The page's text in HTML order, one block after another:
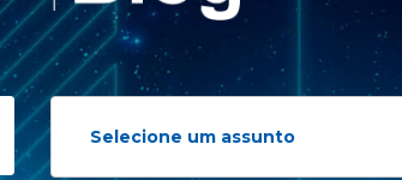
Selecione um assunto